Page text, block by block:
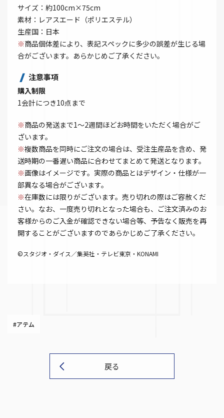
サイズ：約100cm×75cm
素材：レアスエード（ポリエステル）
生産国：日本
※商品個体差により、表記スペックに多少の誤差が生じる場
合がございます。あらかじめご了承ください。
注意事項
購入制限
1会計につき10点まで
※商品の発送まで1～2週間ほどお時間をいただく場合がご
ざいます。
※複数商品を同時にご注文の場合は、受注生産品を含め、発
送時期の一番遅い商品に合わせてまとめて発送となります。
※画像はイメージです。実際の商品とはデザイン・仕様が一
部異なる場合がございます。
※在庫数には限りがございます。売り切れの際はご容赦くだ
さい。なお、一度売り切れとなった場合も、ご注文済みのお
客様からのご入金が確認できない場合等、予告なく販売を再
開することがございますのであらかじめご了承ください。
©スタジオ・ダイス／集英社・テレビ東京・KONAMI
#アテム
戻る